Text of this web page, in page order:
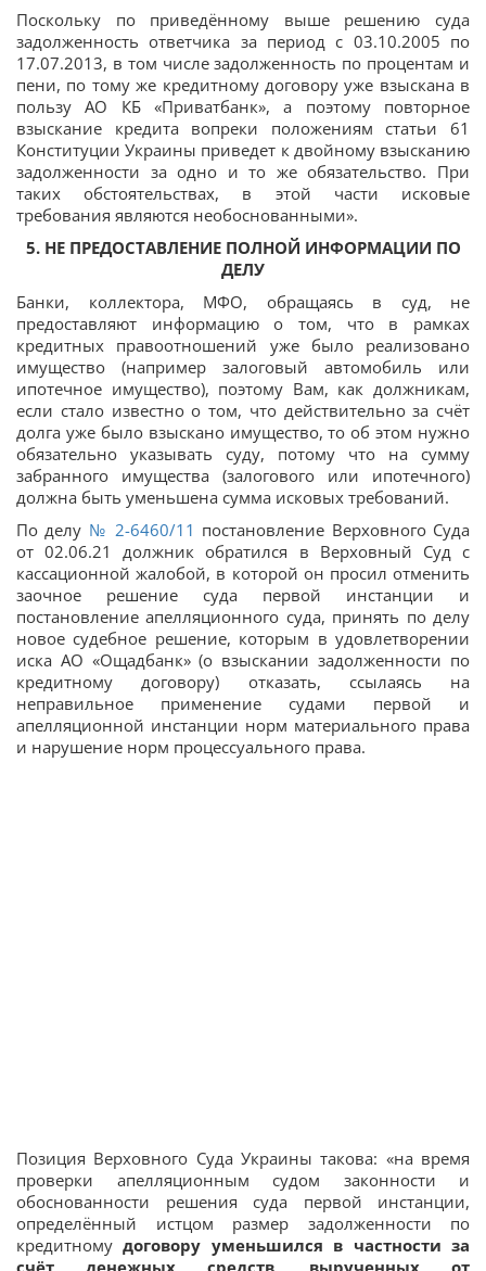
Поскольку по приведённому выше решению суда
задолженность ответчика за период с 03.10.2005 по
17.07.2013, в том числе задолженность по процентам и
пени, по тому же кредитному договору уже взыскана в
пользу АО КБ «Приватбанк», а поэтому повторное
взыскание кредита вопреки положениям статьи 61
Конституции Украины приведет к двойному взысканию
задолженности за одно и то же обязательство. При
таких обстоятельствах, в этой части исковые
требования являются необоснованными».
5. НЕ ПРЕДОСТАВЛЕНИЕ ПОЛНОЙ ИНФОРМАЦИИ ПО
ДЕЛУ
Банки, коллектора, МФО, обращаясь в суд, не
предоставляют информацию о том, что в рамках
кредитных правоотношений уже было реализовано
имущество (например залоговый автомобиль или
ипотечное имущество), поэтому Вам, как должникам,
если стало известно о том, что действительно за счёт
долга уже было взыскано имущество, то об этом нужно
обязательно указывать суду, потому что на сумму
забранного имущества (залогового или ипотечного)
должна быть уменьшена сумма исковых требований.
По делу № 2-6460/11 постановление Верховного Суда
от 02.06.21 должник обратился в Верховный Суд с
кассационной жалобой, в которой он просил отменить
заочное решение суда первой инстанции и
постановление апелляционного суда, принять по делу
новое судебное решение, которым в удовлетворении
иска АО «Ощадбанк» (о взыскании задолженности по
кредитному договору) отказать, ссылаясь на
неправильное применение судами первой и
апелляционной инстанции норм материального права
и нарушение норм процессуального права.
Позиция Верховного Суда Украины такова: «на время
проверки апелляционным судом законности и
обоснованности решения суда первой инстанции,
определённый истцом размер задолженности по
кредитномудоговору уменьшился в частности за